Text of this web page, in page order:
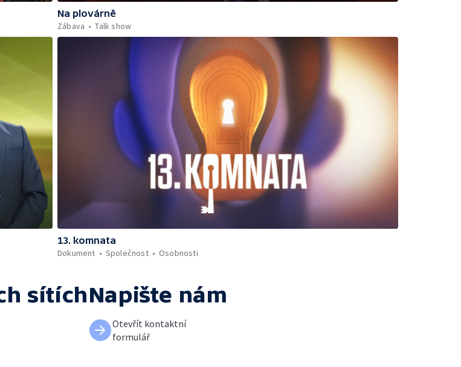
Na plovárně
Zábava
Talk show
13. komnata
Dokument
Společnost Osobnosti
sítíchNapište nám
Otevřít kontaktní
formulář